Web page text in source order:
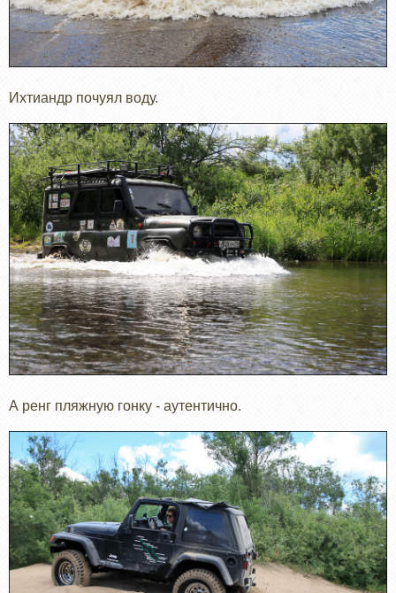
Ихтиандр почуял воду.
А ренг пляжную гонку - аутентично.